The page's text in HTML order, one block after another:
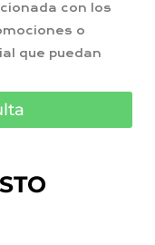
con los
o
que puedan